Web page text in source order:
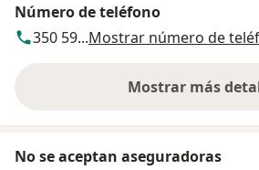
Número de teléfono
350 59...Mostrar número de
Mostrar mássobre
No se aceptan aseguradoras